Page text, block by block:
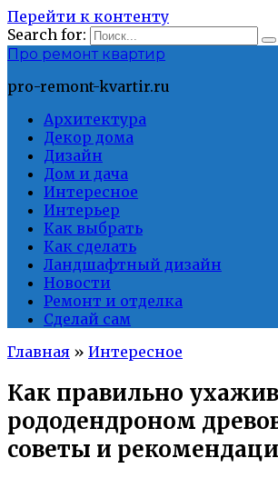
Перейти к контенту
Search for:
Про ремонт квартир
pro-remont-kvartir.ru
Архитектура
Декор дома
Дизайн
Дом и дача
Интересное
Интерьер
Как выбрать
Как сделать
Ландшафтный дизайн
Новости
Ремонт и отделка
Сделай сам
Главная » Интересное
Как правильно
рододендроном
советы и